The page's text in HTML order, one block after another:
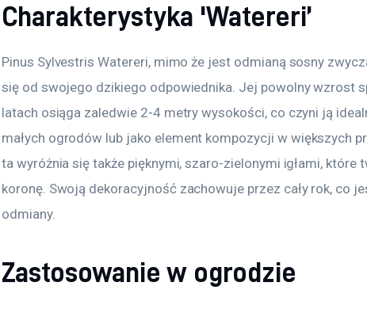
Charakterystyka 'Watereri’
Pinus Sylvestris Watereri, mimo że jest odmianą sosny
się od swojego dzikiego odpowiednika. Jej powolny wzrost
latach osiąga zaledwie 2-4 metry wysokości, co czyni ją
małych ogrodów lub jako element kompozycji w większych
ta wyróżnia się także pięknymi, szaro-zielonymi igłami, które
koronę. Swoją dekoracyjność zachowuje przez cały rok, co
odmiany.
Zastosowanie w ogrodzie